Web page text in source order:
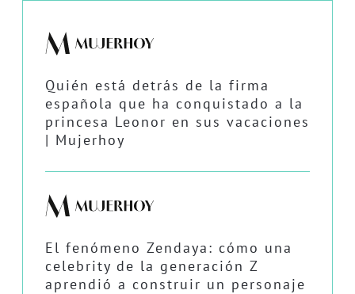
Quién está detrás de la firma
española que ha conquistado a la
princesa Leonor en sus vacaciones
| Mujerhoy
El fenómeno Zendaya: cómo una
celebrity de la generación Z
aprendió a construir un personaje